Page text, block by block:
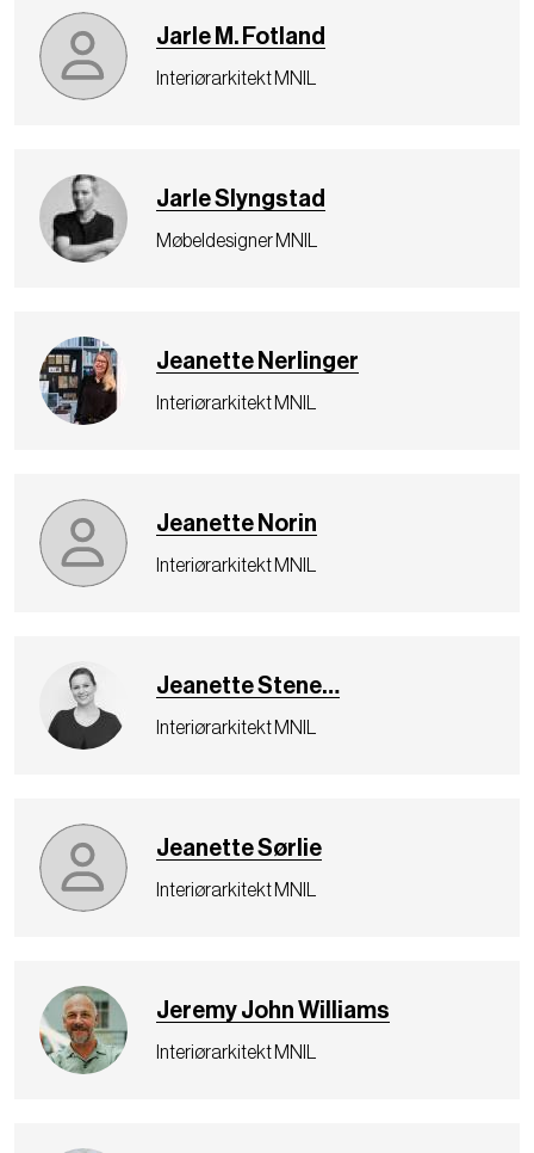
Jarle M. Fotland
Interiørarkitekt MNIL
Jarle Slyngstad
Møbeldesigner MNIL
Jeanette Nerlinger
Interiørarkitekt MNIL
Jeanette Norin
Interiørarkitekt MNIL
Jeanette Stene…
Interiørarkitekt MNIL
Jeanette Sørlie
Interiørarkitekt MNIL
Jeremy John Williams
Interiørarkitekt MNIL